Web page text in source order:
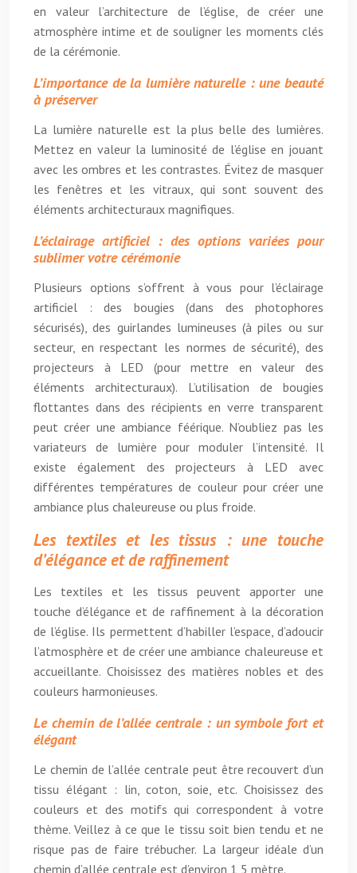
en valeur l’architecture de l’église, de créer une
atmosphère intime et de souligner les moments clés
de la cérémonie.
L’importance de la lumière naturelle : une beauté
à préserver
La lumière naturelle est la plus belle des lumières.
Mettez en valeur la luminosité de l’église en jouant
avec les ombres et les contrastes. Évitez de masquer
les fenêtres et les vitraux, qui sont souvent des
éléments architecturaux magnifiques.
L’éclairage artificiel : des options variées pour
sublimer votre cérémonie
Plusieurs options s’offrent à vous pour l’éclairage
artificiel : des bougies (dans des photophores
sécurisés), des guirlandes lumineuses (à piles ou sur
secteur, en respectant les normes de sécurité), des
projecteurs à LED (pour mettre en valeur des
éléments architecturaux). L’utilisation de bougies
flottantes dans des récipients en verre transparent
peut créer une ambiance féérique. N’oubliez pas les
variateurs de lumière pour moduler l’intensité. Il
existe également des projecteurs à LED avec
différentes températures de couleur pour créer une
ambiance plus chaleureuse ou plus froide.
Les textiles et les tissus : une touche
d’élégance et de raffinement
Les textiles et les tissus peuvent apporter une
touche d’élégance et de raffinement à la décoration
de l’église. Ils permettent d’habiller l’espace, d’adoucir
l’atmosphère et de créer une ambiance chaleureuse et
accueillante. Choisissez des matières nobles et des
couleurs harmonieuses.
Le chemin de l’allée centrale : un symbole fort et
élégant
Le chemin de l’allée centrale peut être recouvert d’un
tissu élégant : lin, coton, soie, etc. Choisissez des
couleurs et des motifs qui correspondent à votre
thème. Veillez à ce que le tissu soit bien tendu et ne
risque pas de faire trébucher. La largeur idéale d’un
chemin d’allée centrale est d’environ 1,5 mètre.